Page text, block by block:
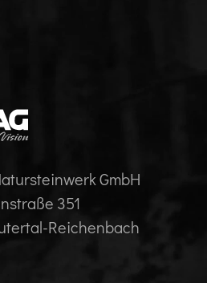
GmbH
351
Reichenbach